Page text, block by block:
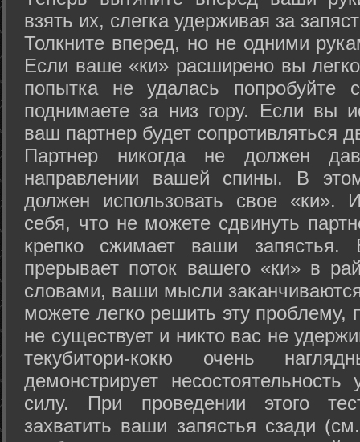
взять их, слегка удерживая за
Толкните вперед, но не одними
Если ваше «ки» расширено вы
попытка не удалась попробуйте
поднимаете за низ гору. Если вы
ваш партнер будет сопротивляться
Партнер никогда не должен
направлении вашей спины. В
должен использовать свое «ки».
себя, что не можете сдвинуть
крепко сжимает ваши запястья.
прерывает поток вашего «ки» в
словами, ваши мысли
можете легко решить эту проблему,
не существует и никто вас не
текубитори-кокю очень
демонстрирует
силу. При проведении этого
захватить ваши запястья сзади